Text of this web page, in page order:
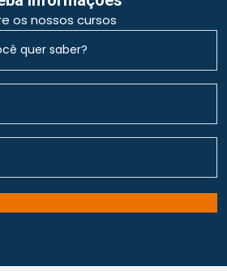
os nossos cursos